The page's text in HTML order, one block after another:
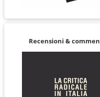
Recensioni &